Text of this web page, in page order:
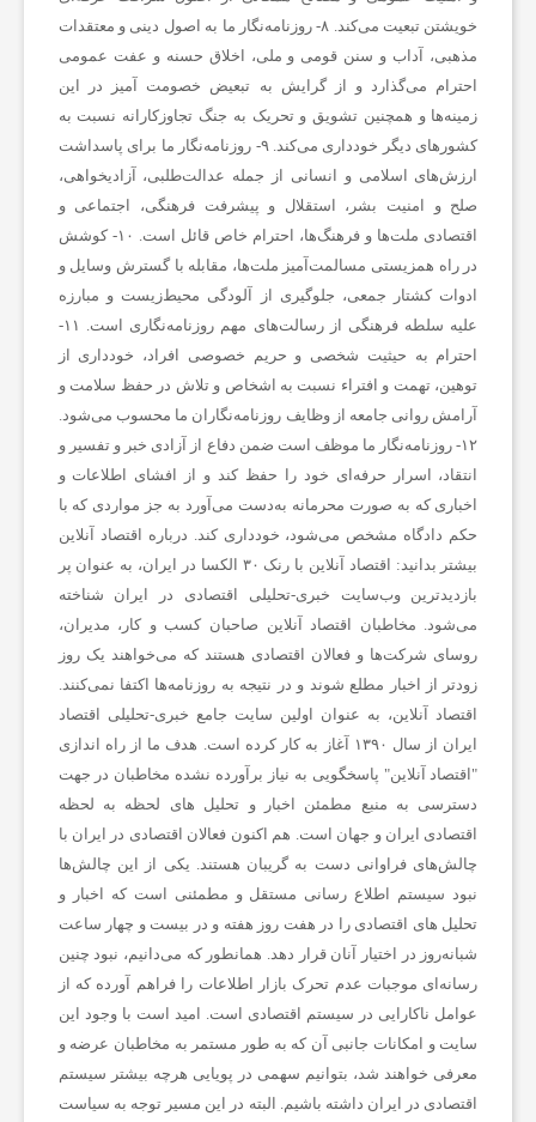
خویشتن تبعیت می‌کند. ۸- روزنامه‌نگار ما به اصول دینی و معتقدات
مذهبی، آداب و سنن قومی و ملی، اخلاق حسنه و عفت عمومی
احترام می‌گذارد و از گرایش به تبعیض خصومت آمیز در این
زمینه‌ها و همچنین تشویق و تحریک به جنگ تجاوزکارانه نسبت به
کشورهای دیگر خودداری می‌کند. ۹- روزنامه‌نگار ما برای پاسداشت
ارزش‌های اسلامی و انسانی از جمله عدالت‌طلبی، آزادیخواهی،
صلح و امنیت بشر، استقلال و پیشرفت فرهنگی، اجتماعی و
اقتصادی ملت‌ها و فرهنگ‌ها، احترام خاص قائل است. ۱۰- کوشش
در راه همزیستی مسالمت‌آمیز ملت‌ها، مقابله با گسترش وسایل و
ادوات کشتار جمعی، جلوگیری از آلودگی محیط‌زیست و مبارزه
علیه سلطه فرهنگی از رسالت‌های مهم روزنامه‌نگاری است. ۱۱-
احترام به حیثیت شخصی و حریم خصوصی افراد، خودداری از
توهین، تهمت و افتراء نسبت به اشخاص و تلاش در حفظ سلامت و
آرامش روانی جامعه از وظایف روزنامه‌نگاران ما محسوب می‌شود.
۱۲- روزنامه‌نگار ما موظف است ضمن دفاع از آزادی خبر و تفسیر و
انتقاد، اسرار حرفه‌ای خود را حفظ کند و از افشای اطلاعات و
اخباری که به صورت محرمانه به‌دست می‌آورد به جز مواردی که با
حکم دادگاه مشخص می‌شود، خودداری کند. درباره اقتصاد آنلاین
بیشتر بدانید:
اقتصاد آنلاین با رنک ۳۰ الکسا در ایران، به عنوان پر
بازدیدترین وب‌سایت خبری-تحلیلی اقتصادی در ایران شناخته
می‌شود. مخاطبان اقتصاد آنلاین صاحبان کسب و کار، مدیران،
روسای شرکت‌ها و فعالان اقتصادی هستند که می‌خواهند یک روز
زودتر از اخبار مطلع شوند و در نتیجه به روزنامه‌ها اکتفا نمی‌کنند.
اقتصاد آنلاین، به عنوان اولین سایت جامع خبری-تحلیلی اقتصاد
ایران از سال ۱۳۹۰ آغاز به کار کرده است. هدف ما از راه اندازی
" اقتصاد آنلاین" پاسخگویی به نیاز برآورده نشده مخاطبان در جهت
دسترسی به منبع مطمئن اخبار و تحلیل های لحظه به لحظه
اقتصادی ایران و جهان است. هم اکنون فعالان اقتصادی در ایران با
چالش‌های فراوانی دست به گریبان هستند. یکی از این چالش‌ها
نبود سیستم اطلاع رسانی مستقل و مطمئنی است که اخبار و
تحلیل های اقتصادی را در هفت روز هفته و در بیست و چهار ساعت
شبانه‌روز در اختیار آنان قرار دهد. همانطور که می‌دانیم، نبود چنین
رسانه‌ای موجبات عدم تحرک بازار اطلاعات را فراهم آورده که از
عوامل ناکارایی در سیستم اقتصادی است. امید است با وجود این
سایت و امکانات جانبی آن که به طور مستمر به مخاطبان عرضه و
معرفی خواهند شد، بتوانیم سهمی در پویایی هرچه بیشتر سیستم
اقتصادی در ایران داشته باشیم. البته در این مسیر توجه به سیاست